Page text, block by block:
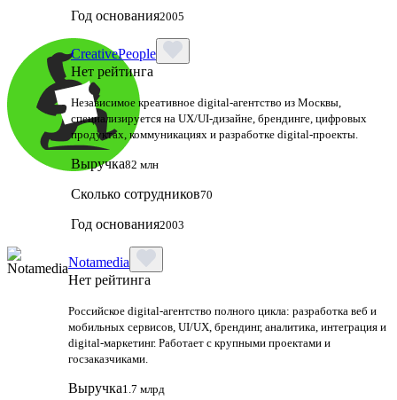
Год основания2005
CreativePeople
Нет рейтинга
Независимое креативное digital‑агентство из Москвы,
специализируется на UX/UI‑дизайне, брендинге, цифровых
продуктах, коммуникациях и разработке digital‑проекты.
Выручка82 млн
Сколько сотрудников70
Год основания2003
Notamedia
Нет рейтинга
Российское digital-агентство полного цикла: разработка веб и
мобильных сервисов, UI/UX, брендинг, аналитика, интеграция и
digital-маркетинг. Работает с крупными проектами и
госзаказчиками.
Выручка1.7 млрд